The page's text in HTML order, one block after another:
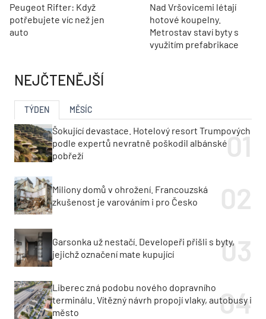
Peugeot Rifter: Když
potřebujete víc než jen
auto
Nad Vršovicemi létají
hotové koupelny.
Metrostav staví byty s
využitím prefabrikace
NEJČTENĚJŠÍ
TÝDEN MĚSÍC
Šokující devastace. Hotelový resort Trumpových
podle expertů nevratně poškodil albánské
pobřeží
Miliony domů v ohrožení. Francouzská
zkušenost je varováním i pro Česko
Garsonka už nestačí. Developeři přišli s byty,
jejichž označení mate kupující
Liberec zná podobu nového dopravního
terminálu. Vítězný návrh propojí vlaky, autobusy i
město